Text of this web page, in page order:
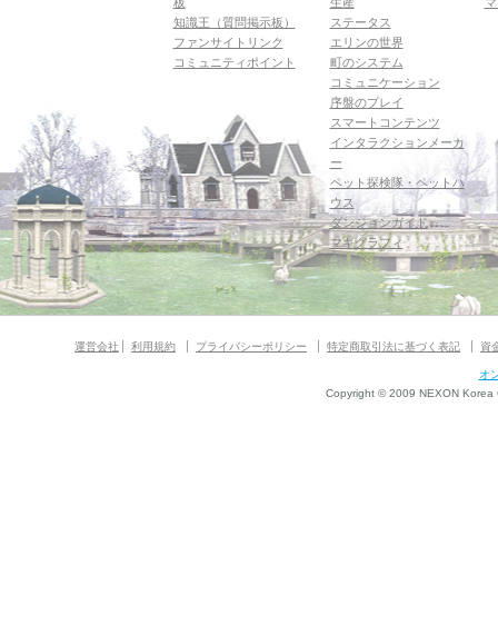
知識王（質問掲示板）
ファンサイトリンク
コミュニティポイント
ステータス
エリンの世界
町のシステム
コミュニケーション
序盤のプレイ
スマートコンテンツ
インタラクションメーカ
ー
ペット探検隊・ペットハ
ウス
ダンジョンガイド
マギグラフィ
運営会社 利用規約 プライバシーポリシー 特定商取引法に基づく表記 資
オ
Copyright © 2009 NEXON Korea